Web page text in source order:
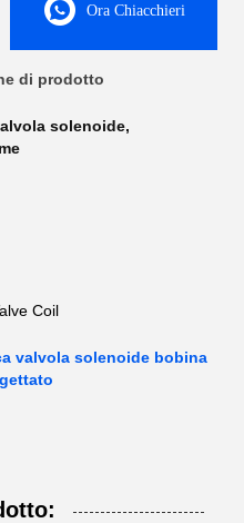
Ora Chiacchieri
di prodotto
solenoide,
Coil
valvola solenoide bobina